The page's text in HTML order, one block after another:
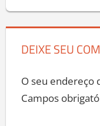
DEIXE SEU
O seu endereço
Campos